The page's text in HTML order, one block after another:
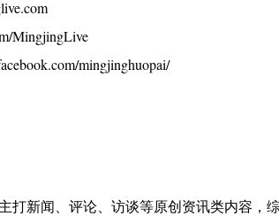
MingjingLive
mingjinghuopai/
打新闻、评论、访谈等原创资讯类内容，